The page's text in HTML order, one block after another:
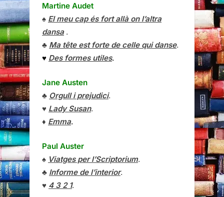
Martine Audet
♠ El meu cap és fort allà on l’altra
dansa.
♣ Ma tête est forte de celle qui danse.
♥ Des formes utiles.
Jane Austen
♣ Orgull i prejudici.
♥ Lady Susan.
♦ Emma.
Paul Auster
♠ Viatges per l’Scriptorium.
♣ Informe de l’interior.
♥ 4 3 2 1.